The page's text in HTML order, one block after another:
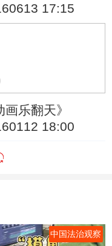
17:15
画乐翻天》
18:00
中国法治观察